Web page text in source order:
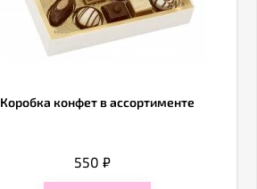
Коробка конфет в ассортименте
550 ₽